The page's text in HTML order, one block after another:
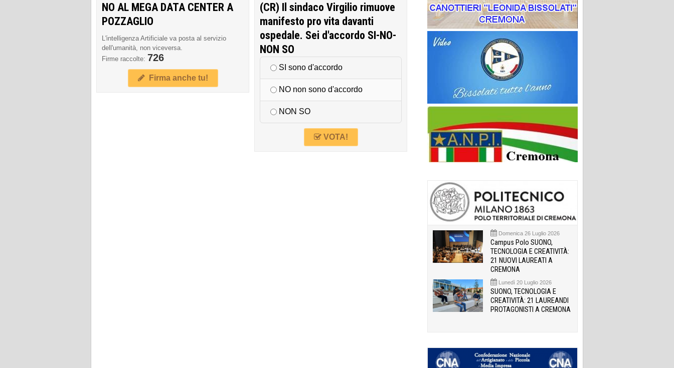
NO AL MEGA DATA CENTER A
POZZAGLIO
L'intelligenza Artificiale va posta al servizio
dell'umanità, non viceversa.
Firme raccolte: 726
Firma anche tu!
(CR) Il sindaco Virgilio rimuove
manifesto pro vita davanti
ospedale. Sei d'accordo SI-NO-
NON SO
SI sono d'accordo
NO non sono d'accordo
NON SO
VOTA!
Domenica 26 Luglio 2026
Campus Polo SUONO,
TECNOLOGIA E CREATIVITÀ:
21 NUOVI LAUREATI A
CREMONA
Lunedì 20 Luglio 2026
SUONO, TECNOLOGIA E
CREATIVITÀ: 21 LAUREANDI
PROTAGONISTI A CREMONA